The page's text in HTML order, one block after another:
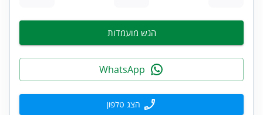
הגש מועמדות
הצג טלפון